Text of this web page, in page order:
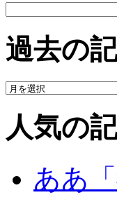
過去の
人気の
ああ